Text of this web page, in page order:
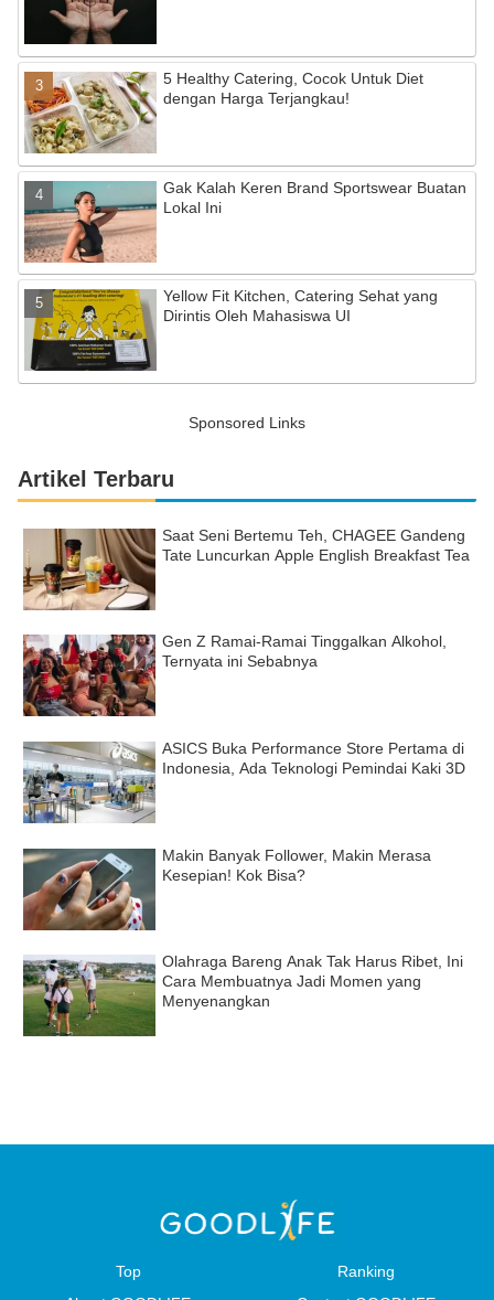
5 Healthy Catering, Cocok Untuk Diet
dengan Harga Terjangkau!
Gak Kalah Keren Brand Sportswear Buatan
Lokal Ini
Yellow Fit Kitchen, Catering Sehat yang
Dirintis Oleh Mahasiswa UI
Sponsored Links
Artikel Terbaru
Saat Seni Bertemu Teh, CHAGEE Gandeng
Tate Luncurkan Apple English Breakfast Tea
Gen Z Ramai-Ramai Tinggalkan Alkohol,
Ternyata ini Sebabnya
ASICS Buka Performance Store Pertama di
Indonesia, Ada Teknologi Pemindai Kaki 3D
Makin Banyak Follower, Makin Merasa
Kesepian! Kok Bisa?
Olahraga Bareng Anak Tak Harus Ribet, Ini
Cara Membuatnya Jadi Momen yang
Menyenangkan
Top
Ranking